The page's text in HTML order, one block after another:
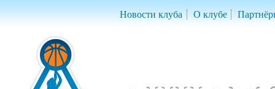
Новости клуба О клубе